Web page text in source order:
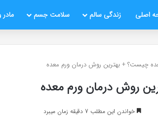
اصلی زندگی سالم سلامت جسم
چیست؟ + بهترین روش درمان ورم معده
روش درمان ورم معده
خواندن این مطلب 7 دقیقه زمان میبرد